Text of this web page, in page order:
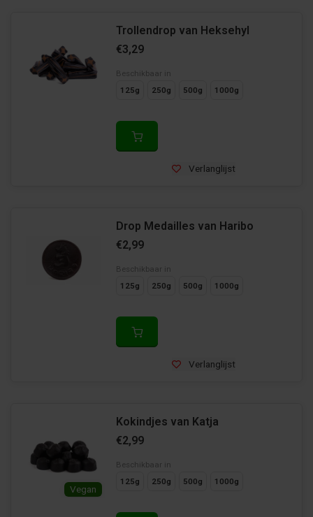
Trollendrop van Heksehyl
€3,29
Beschikbaar in
125g
250g 500g 1000g
Verlanglijst
Drop Medailles van Haribo
€2,99
Beschikbaar in
125g
250g 500g 1000g
Verlanglijst
Vegan
Kokindjes van Katja
€2,99
Beschikbaar in
125g
250g 500g 1000g